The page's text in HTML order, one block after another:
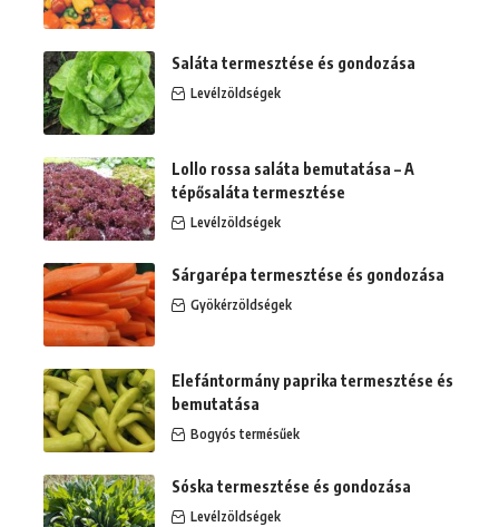
Saláta termesztése és gondozása
Levélzöldségek
Lollo rossa saláta bemutatása – A
tépősaláta termesztése
Levélzöldségek
Sárgarépa termesztése és gondozása
Gyökérzöldségek
Elefántormány paprika termesztése és
bemutatása
Bogyós termésűek
Sóska termesztése és gondozása
Levélzöldségek